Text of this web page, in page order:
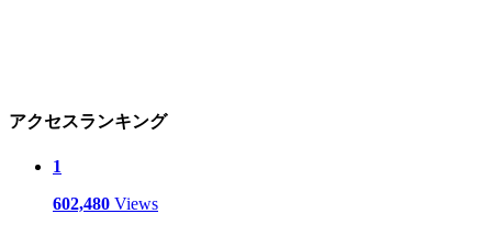
アクセスランキング
1
602,480 Views